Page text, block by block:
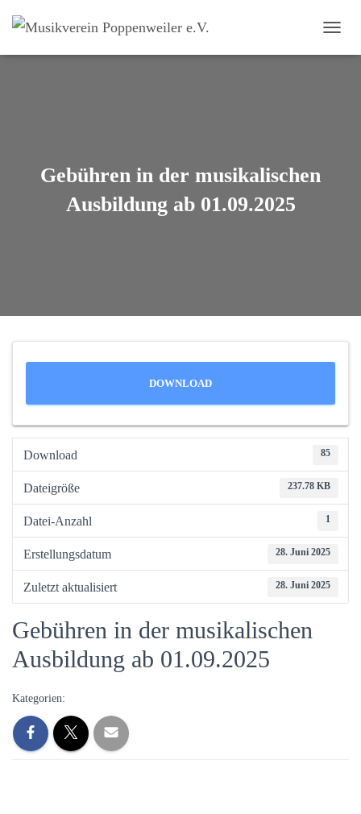
A
E
Gebühren in der musikalischen
Ausbildung ab 01.09.2025
DOWNLOAD
Download 85
Dateigröße 237.78 KB
Datei-Anzahl 1
Erstellungsdatum 28. Juni 2025
Zuletzt aktualisiert 28. Juni 2025
Gebühren in der musikalischen
Ausbildung ab 01.09.2025
Kategorien: